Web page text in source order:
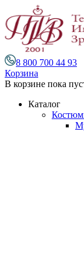
8 800 700 44 93
Корзина
В корзине пока
Каталог